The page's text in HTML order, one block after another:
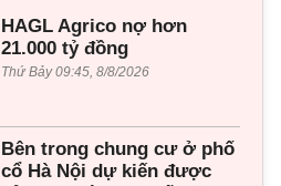
HAGL Agrico nợ hơn
21.000 tỷ đồng
Thứ Bảy 09:45, 8/8/2026
Bên trong chung cư ở phố
cổ Hà Nội dự kiến được